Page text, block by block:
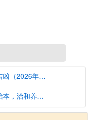
生肖属猪人今日运势运程财运吉凶（2026年8月7日）详解查询
中医养生学强调治病不治表而治本，治和养兼顾是有必要的